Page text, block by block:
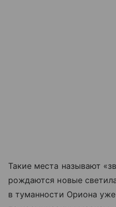
Такие места называют
рождаются новые
в туманности Ориона